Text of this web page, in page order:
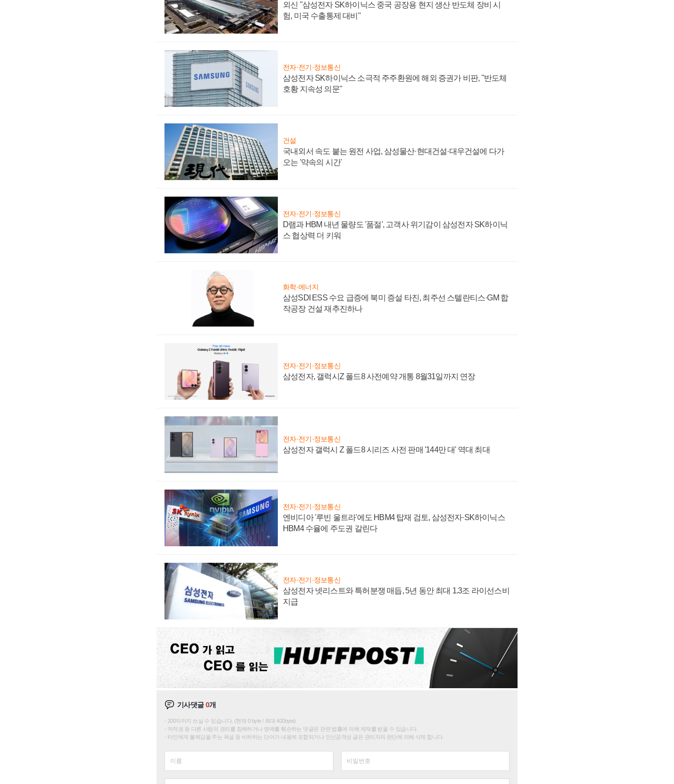
외신 "삼성전자 SK하이닉스 중국 공장용 현지 생산 반도체 장비 시
험, 미국 수출통제 대비"
전자·전기·정보통신
삼성전자 SK하이닉스 소극적 주주환원에 해외 증권가 비판, "반도체
호황 지속성 의문"
건설
국내외서 속도 붙는 원전 사업, 삼성물산·현대건설·대우건설에 다가
오는 '약속의 시간'
전자·전기·정보통신
D램과 HBM 내년 물량도 '품절', 고객사 위기감이 삼성전자 SK하이닉
스 협상력 더 키워
화학·에너지
삼성SDI ESS 수요 급증에 북미 증설 타진, 최주선 스텔란티스·GM 합
작공장 건설 재추진하나
전자·전기·정보통신
삼성전자, 갤럭시Z 폴드8 사전예약 개통 8월31일까지 연장
전자·전기·정보통신
삼성전자 갤럭시 Z 폴드8 시리즈 사전 판매 '144만 대' 역대 최대
전자·전기·정보통신
엔비디아 '루빈 울트라'에도 HBM4 탑재 검토, 삼성전자·SK하이닉스
HBM4 수율에 주도권 갈린다
전자·전기·정보통신
삼성전자 넷리스트와 특허분쟁 매듭, 5년 동안 최대 1.3조 라이선스비
지급
기사댓글0개
200자까지 쓰실 수 있습니다. (현재 0 byte / 최대 400byte)
저작권 등 다른 사람의 권리를 침해하거나 명예를 훼손하는 댓글은 관련 법률에 의해 제재를 받을 수 있습니다.
타인에게 불쾌감을 주는 욕설 등 비하하는 단어가 내용에 포함되거나 인신공격성 글은 관리자의 판단에 의해 삭제 합니다.